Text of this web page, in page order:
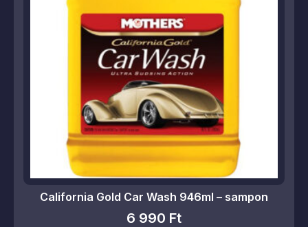
California Gold Car Wash 946ml – sampon
6 990 Ft